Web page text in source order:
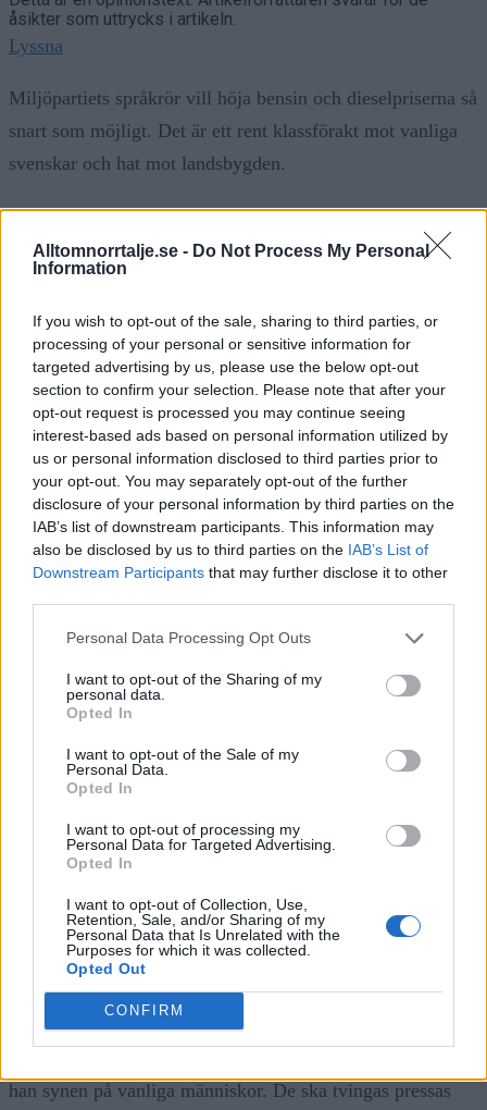
Alltomnorrtalje.se - Do Not Process My Personal
Information
If you wish to opt-out of the sale, sharing to third parties, or
processing of your personal or sensitive information for
targeted advertising by us, please use the below opt-out
section to confirm your selection. Please note that after your
opt-out request is processed you may continue seeing
interest-based ads based on personal information utilized by
us or personal information disclosed to third parties prior to
your opt-out. You may separately opt-out of the further
disclosure of your personal information by third parties on the
IAB’s list of downstream participants. This information may
also be disclosed by us to third parties on the IAB’s List of
Downstream Participants that may further disclose it to other
Personal Data Processing Opt Outs
I want to opt-out of the Sharing of my
personal data.
Opted In
I want to opt-out of the Sale of my
Personal Data.
Opted In
I want to opt-out of processing my
Personal Data for Targeted Advertising.
Opted In
I want to opt-out of Collection, Use,
Retention, Sale, and/or Sharing of my
Personal Data that Is Unrelated with the
Purposes for which it was collected.
Opted Out
CONFIRM
åsikter som uttrycks i artikeln.
Lyssna
Miljöpartiets språkrör vill höja bensin och dieselpriserna så
snart som möjligt. Det är ett rent klassförakt mot vanliga
svenskar och hat mot landsbygden.
Här om dagen sa Daniel Helldén rakt ut vad partiet
egentligen vill. Bränslepriserna måste upp. Så fort som
möjligt. Dagens priser är för låga enligt honom. Skatterna
ska höjas, reduktionsplikten ska skruvas upp och ett nytt
nationellt utsläppshandelssystem ska införas. Enligt
beräkningar kan det handla om uppåt åtta kronor dyrare
per liter jämfört med idag utöver det som redan väntar när
den tillfälliga skattesänkningen löper ut.
Det här är inte klimatpolitik. Det är ett medvetet slag mot
alla som är beroende av bilen. Mot barnfamiljen i
Värmland som måste skjutsa till skola och jobb. Mot
om dagen om den ens går. Det är ett slag mot alla som bor
i Norrtälje kommun. För dem är bilen inte en livsstil. Den
är livsnödvändig.
Miljöpartiet bryr sig inte. Deras väljarbas sitter i innerstan,
tar tunnelbanan och cyklar när det passar. De kan
moralisera om att köra mindre utan att själva drabbas. Det
är klassförakt klätt i grön retorik. När Helldén säger att vi
han synen på vanliga människor. De ska tvingas pressas